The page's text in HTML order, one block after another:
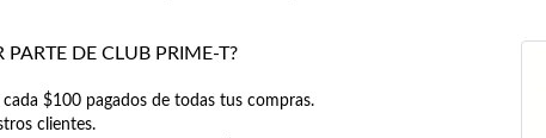
PARTE DE CLUB PRIME-T?
$100 pagados de todas tus compras.
clientes.